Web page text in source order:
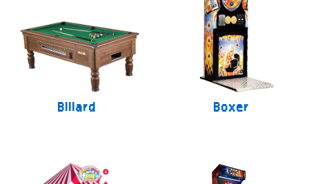
Billard Boxer